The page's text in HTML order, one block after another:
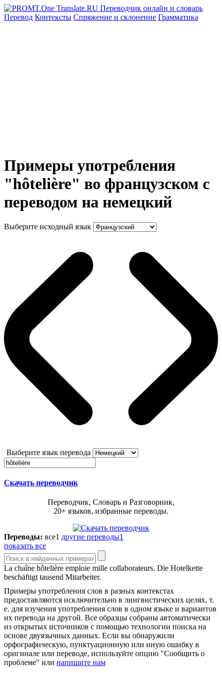
Перевод Контексты Спряжение и склонение Грамматика
Примеры употребления
"hôtelière" во французском с
переводом на немецкий
Выберите исходный язык
Выберите язык перевода
Скачать переводчик
Переводчик, Словарь и Разговорник,
20+ языков, избранные переводы.
Переводы: все1 другие переводы1
показать все
La chaîne hôtelière emploie mille collaborateurs. Die Hotelkette
beschäftigt tausend Mitarbeiter.
Примеры употребления слов в разных контекстах
предоставляются исключительно в лингвистических целях, т.
е. для изучения употребления слов в одном языке и вариантов
их перевода на другой. Все образцы собраны автоматически
из открытых источников с помощью технологии поиска на
основе двуязычных данных. Если вы обнаружили
орфографическую, пунктуационную или иную ошибку в
оригинале или переводе, используйте опцию "Сообщить о
проблеме" или напишите нам